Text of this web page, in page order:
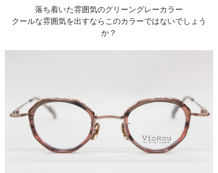
落ち着いた雰囲気のグリーングレーカラー
クールな雰囲気を出すならこのカラーではないでしょう
か？